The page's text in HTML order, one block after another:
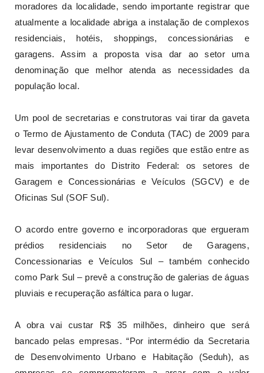
moradores da localidade, sendo importante registrar que
atualmente a localidade abriga a instalação de complexos
residenciais, hotéis, shoppings, concessionárias e
garagens. Assim a proposta visa dar ao setor uma
denominação que melhor atenda as necessidades da
população local.
Um pool de secretarias e construtoras vai tirar da gaveta
o Termo de Ajustamento de Conduta (TAC) de 2009 para
levar desenvolvimento a duas regiões que estão entre as
mais importantes do Distrito Federal: os setores de
Garagem e Concessionárias e Veículos (SGCV) e de
Oficinas Sul (SOF Sul).
O acordo entre governo e incorporadoras que ergueram
prédios residenciais no Setor de Garagens,
Concessionarias e Veículos Sul – também conhecido
como Park Sul – prevê a construção de galerias de águas
pluviais e recuperação asfáltica para o lugar.
A obra vai custar R$ 35 milhões, dinheiro que será
bancado pelas empresas. “Por intermédio da Secretaria
de Desenvolvimento Urbano e Habitação (Seduh), as